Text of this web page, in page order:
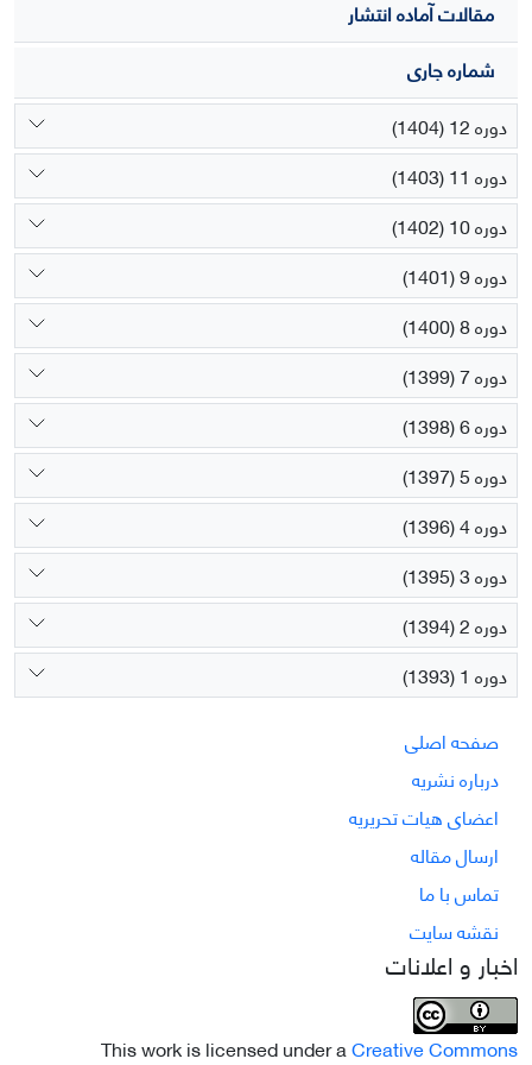
مقالات آماده انتشار
شماره جاری
دوره 12 (1404)
دوره 11 (1403)
دوره 10 (1402)
دوره 9 (1401)
دوره 8 (1400)
دوره 7 (1399)
دوره 6 (1398)
دوره 5 (1397)
دوره 4 (1396)
دوره 3 (1395)
دوره 2 (1394)
دوره 1 (1393)
صفحه اصلی
درباره نشریه
اعضای هیات تحریریه
ارسال مقاله
تماس با ما
نقشه سایت
اخبار و اعلانات
This work is licensed under aCreative Commons